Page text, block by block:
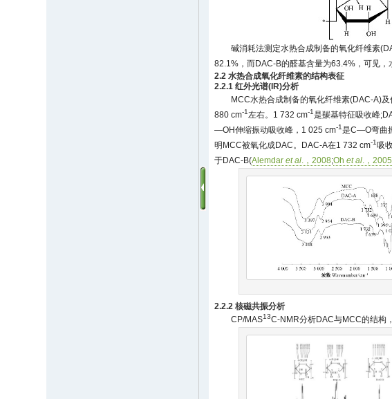
碱消耗法测定水热合成制备的氧化纤维素
82.1%，而DAC-B的醛基含量为63.4%，可见，
2.2 水热合成氧化纤维素的结构表征
2.2.1 红外光谱(IR)分析
MCC水热合成制备的氧化纤维素(DAC-A)
880 cm-1左右。1 732 cm-1 是羰基特征吸收峰
—OH伸缩振动吸收峰，1 025 cm-1 是C—O弯曲
明MCC被氧化成DAC。DAC-A在1 732 cm-1吸
于DAC-B(Alemdaret al.，2008;Ohet al.，2005
2.2.2 核磁共振分析
CP/MAS13C-NMR分析DAC与MCC的结构